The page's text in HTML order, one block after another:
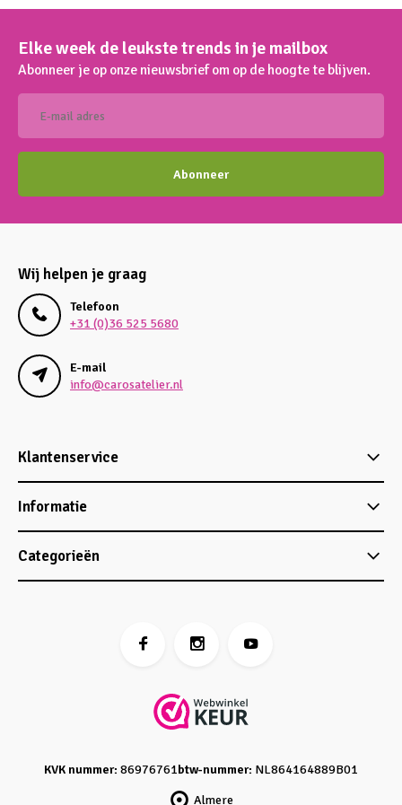
Elke week de leukste trends in je mailbox
Abonneer je op onze nieuwsbrief om op de hoogte te blijven.
Abonneer
Wij helpen je graag
Telefoon
+31 (0)36 525 5680
E-mail
info@carosatelier.nl
Klantenservice
Informatie
Categorieën
Almere
KVK nummer: 86976761btw-nummer: NL864164889B01